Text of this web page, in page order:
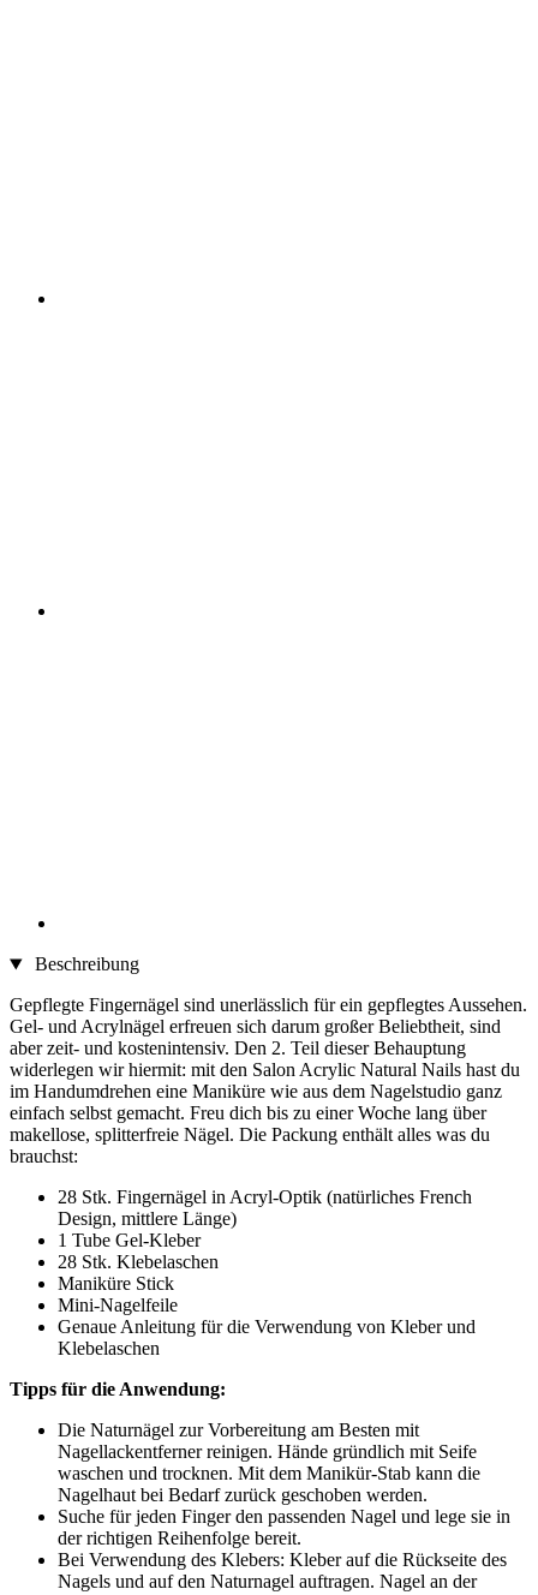
Beschreibung
Gepflegte Fingernägel sind unerlässlich für ein gepflegtes Aussehen.
Gel- und Acrylnägel erfreuen sich darum großer Beliebtheit, sind
aber zeit- und kostenintensiv. Den 2. Teil dieser Behauptung
widerlegen wir hiermit: mit den Salon Acrylic Natural Nails hast du
im Handumdrehen eine Maniküre wie aus dem Nagelstudio ganz
einfach selbst gemacht. Freu dich bis zu einer Woche lang über
makellose, splitterfreie Nägel. Die Packung enthält alles was du
brauchst:
28 Stk. Fingernägel in Acryl-Optik (natürliches French
Design, mittlere Länge)
1 Tube Gel-Kleber
28 Stk. Klebelaschen
Maniküre Stick
Mini-Nagelfeile
Genaue Anleitung für die Verwendung von Kleber und
Klebelaschen
Tipps für die Anwendung:
Die Naturnägel zur Vorbereitung am Besten mit
Nagellackentferner reinigen. Hände gründlich mit Seife
waschen und trocknen. Mit dem Manikür-Stab kann die
Nagelhaut bei Bedarf zurück geschoben werden.
Suche für jeden Finger den passenden Nagel und lege sie in
der richtigen Reihenfolge bereit.
Bei Verwendung des Klebers: Kleber auf die Rückseite des
Nagels und auf den Naturnagel auftragen. Nagel an der